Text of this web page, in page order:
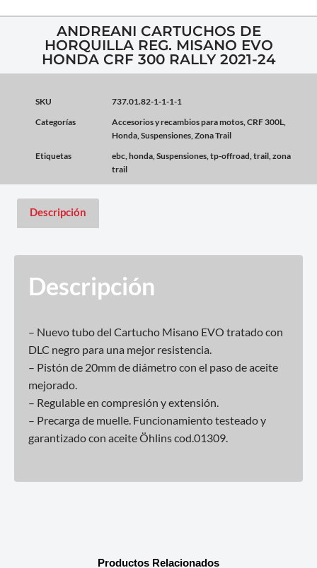
ANDREANI CARTUCHOS DE
HORQUILLA REG. MISANO EVO
HONDA CRF 300 RALLY 2021-24
SKU
737.01.82-1-1-1-1
Categorías
Accesorios y recambios para motos,CRF 300L,
Honda,Suspensiones,Zona Trail
Etiquetas
ebc,honda,Suspensiones,tp-offroad,trail,zona
trail
Descripción
Descripción
– Nuevo tubo del Cartucho Misano EVO tratado con
DLC negro para una mejor resistencia.
– Pistón de 20mm de diámetro con el paso de aceite
mejorado.
– Regulable en compresión y extensión.
– Precarga de muelle. Funcionamiento testeado y
garantizado con aceite Öhlins cod.01309.
Productos Relacionados